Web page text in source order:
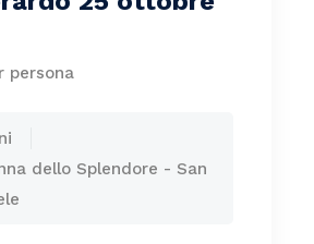
persona
dello Splendore - San